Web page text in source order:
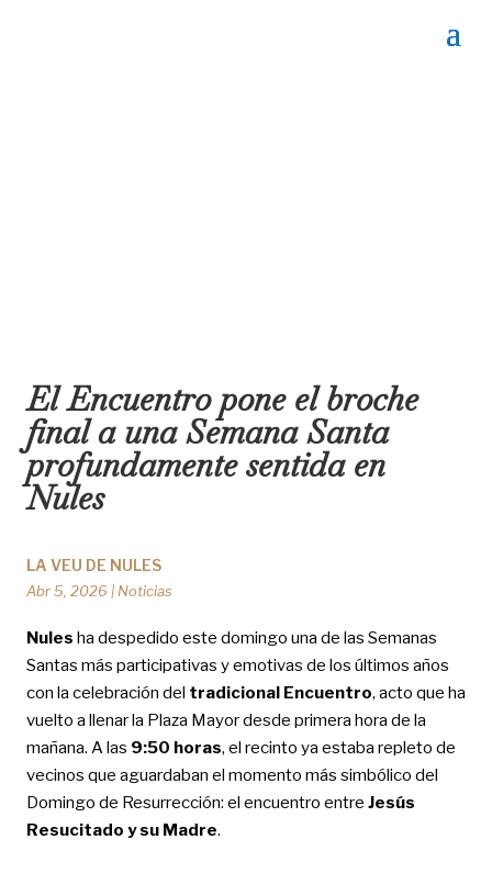
El Encuentro pone el broche
final a una Semana Santa
profundamente sentida en
Nules
LA VEU DE NULES
Abr 5, 2026 | Noticias
Nules ha despedido este domingo una de las Semanas
Santas más participativas y emotivas de los últimos años
con la celebración del tradicional Encuentro, acto que ha
vuelto a llenar la Plaza Mayor desde primera hora de la
mañana. A las 9:50 horas, el recinto ya estaba repleto de
vecinos que aguardaban el momento más simbólico del
Domingo de Resurrección: el encuentro entre Jesús
Resucitado y su Madre.